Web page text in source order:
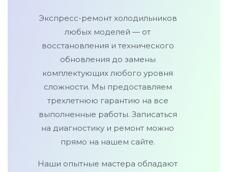
Экспресс-ремонт холодильников
любых моделей — от
восстановления и технического
обновления до замены
комплектующих любого уровня
сложности. Мы предоставляем
трехлетнюю гарантию на все
выполненные работы. Записаться
на диагностику и ремонт можно
прямо на нашем сайте.
Наши опытные мастера обладают